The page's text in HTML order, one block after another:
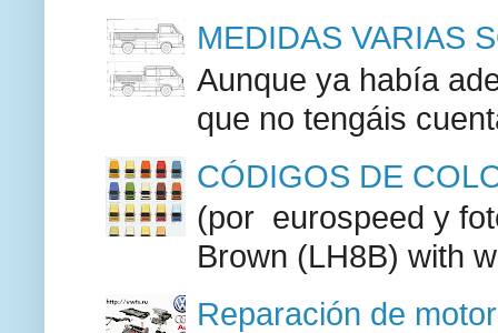
MEDIDAS VARIAS
Aunque ya había
que no tengáis
CÓDIGOS DE
(por eurospeed y
Brown (LH8B) with
Reparación de